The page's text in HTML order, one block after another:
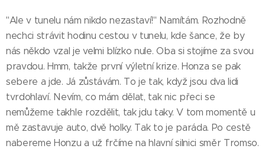
"Ale v tunelu nám nikdo nezastaví!" Namítám. Rozhodně
nechci strávit hodinu cestou v tunelu, kde šance, že by
nás někdo vzal je velmi blízko nule. Oba si stojíme za svou
pravdou. Hmm, takže první výletní krize. Honza se pak
sebere a jde. Já zůstávám. To je tak, když jsou dva lidi
tvrdohlaví. Nevím, co mám dělat, tak nic přeci se
nemůžeme takhle rozdělit, tak jdu taky. V tom momentě u
mě zastavuje auto, dvě holky. Tak to je paráda. Po cestě
nabereme Honzu a už frčíme na hlavní silnici směr Tromso.